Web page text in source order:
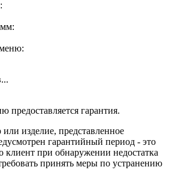
гарантия.
изделие, представленное
гарантийный период - это
клиент при обнаружении недостатка
принять меры по устранению